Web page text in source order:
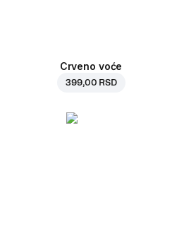
Crveno voće
399,00 RSD